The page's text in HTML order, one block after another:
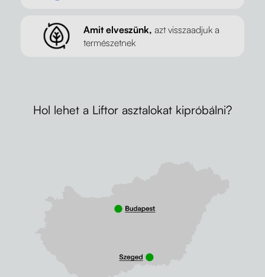
Amit elveszünk, azt visszaadjuk a
természetnek
Hol lehet a Liftor asztalokat kipróbálni?